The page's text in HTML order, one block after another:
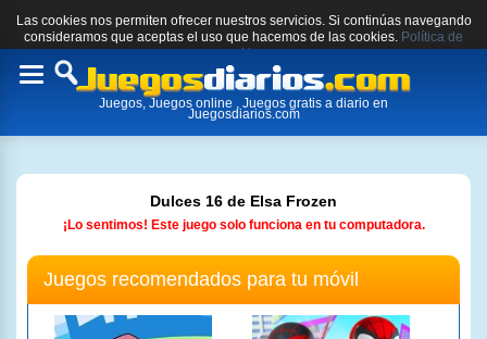
Las cookies nos permiten ofrecer nuestros servicios. Si continúas navegando
consideramos que aceptas el uso que hacemos de las cookies. Política de
cookies.
Toggle
Juegos, Juegos online , Juegos gratis a diario en
Juegosdiarios.com
Dulces 16 de Elsa Frozen
¡Lo sentimos! Este juego solo funciona en tu computadora.
Juegos recomendados para tu móvil